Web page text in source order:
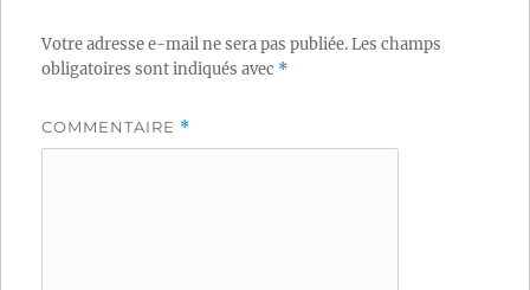
Votre adresse e-mail ne sera pas publiée.Les champs
obligatoires sont indiqués avec *
COMMENTAIRE *